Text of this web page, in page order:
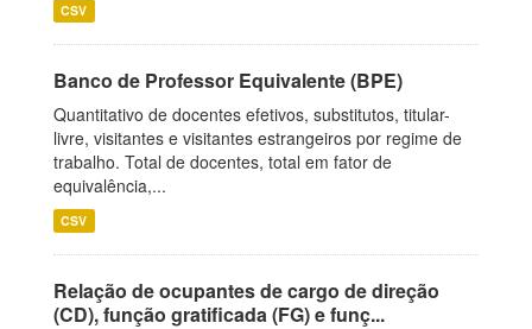
CSV
Banco de Professor Equivalente (BPE)
Quantitativo de docentes efetivos, substitutos, titular-
livre, visitantes e visitantes estrangeiros por regime de
trabalho. Total de docentes, total em fator de
equivalência,...
CSV
Relação de ocupantes de cargo de direção
(CD), função gratificada (FG) e funç...